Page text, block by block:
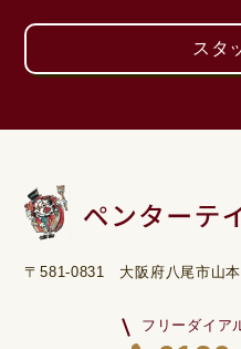
スタ
〒581-0831 大阪府八尾市山
フリーダイア